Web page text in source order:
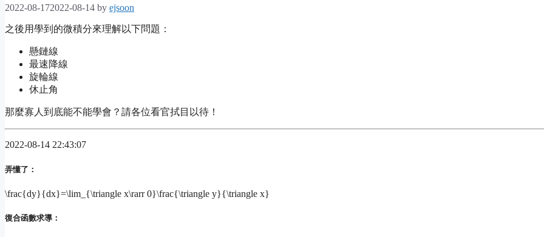
2022-08-172022-08-14 by ejsoon
之後用學到的微積分來理解以下問題：
懸鏈線
最速降線
旋輪線
休止角
那麼寡人到底能不能學會？請各位看官拭目以待！
2022-08-14 22:43:07
弄懂了：
\frac{dy}{dx}=\lim_{\triangle x\rarr 0}\frac{\triangle y}{\triangle x}
復合函數求導：